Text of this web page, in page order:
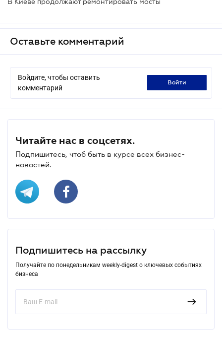
Оставьте комментарий
Войдите, чтобы оставить
комментарий
войти
Читайте нас в соцсетях.
Подпишитесь, чтоб быть в курсе всех бизнес-
новостей.
Подпишитесь на рассылку
Получайте по понедельникам weekly-digest о ключевых событиях
бизнеса